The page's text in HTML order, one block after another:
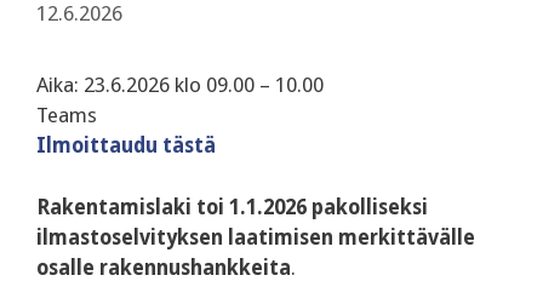
12.6.2026
Aika: 23.6.2026 klo 09.00 – 10.00
Teams
Ilmoittaudu tästä
Rakentamislaki toi 1.1.2026 pakolliseksi
ilmastoselvityksen laatimisen merkittävälle
osalle rakennushankkeita.